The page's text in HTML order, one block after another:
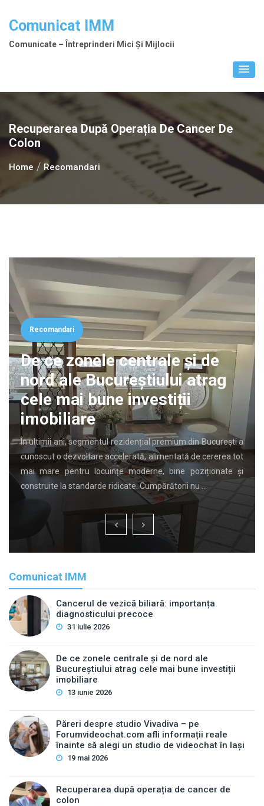
Comunicat IMM
Comunicate – Întreprinderi Mici Și Mijlocii
Recuperarea După Operația De Cancer De
Colon
Home Recomandari
Recomandari
De ce zonele centrale și de
nord ale Bucureștiului atrag
cele mai bune investiții
imobiliare
În ultimii ani, segmentul rezidențial premium din București a
cunoscut o dezvoltare accelerată, alimentată de cererea tot
mai mare pentru locuințe moderne, bine poziționate și
construite la standarde ridicate. Cumpărătorii nu …
Comunicat IMM
Cancerul de vezică biliară: importanța
diagnosticului precoce
31 iulie 2026
De ce zonele centrale și de nord ale
Bucureștiului atrag cele mai bune investiții
imobiliare
13 iunie 2026
Păreri despre studio Vivadiva – pe
Forumvideochat.com afli informații reale
înainte să alegi un studio de videochat în Iași
19 mai 2026
Recuperarea după operația de cancer de
colon